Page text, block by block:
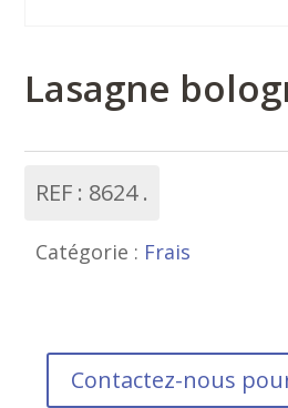
Lasagne
REF : 8624
Catégorie : Frais
Contactez-nous